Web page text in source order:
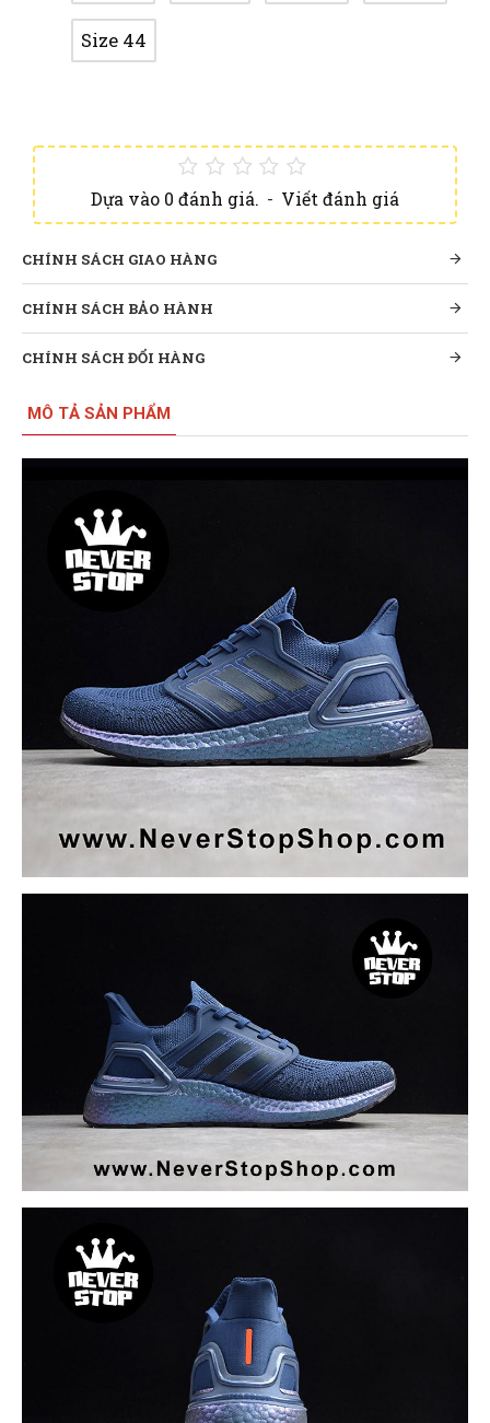
Dựa vào 0 đánh giá. - Viết đánh giá
Size 44
CHÍNH SÁCH GIAO HÀNG
CHÍNH SÁCH BẢO HÀNH
CHÍNH SÁCH ĐỔI HÀNG
MÔ TẢ SẢN PHẨM